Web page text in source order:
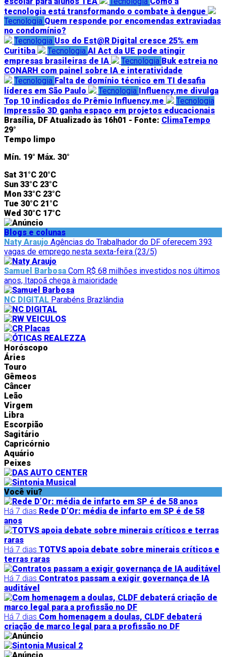
tecnologia está transformando o combate à dengue
Tecnologia Quem responde por encomendas extraviadas
no condomínio?
Tecnologia Uso do Est@R Digital cresce 25% em
Curitiba
Tecnologia AI Act da UE pode atingir
empresas brasileiras de IA
Tecnologia Buk estreia no
CONARH com painel sobre IA e interatividade
Tecnologia Falta de domínio técnico em TI desafia
líderes em São Paulo
Tecnologia Influency.me divulga
Top 10 indicados do Prêmio Influency.me
Tecnologia
Impressão 3D ganha espaço em projetos educacionais
Brasília, DF Atualizado às 16h01 - Fonte: ClimaTempo
29°
Tempo limpo
Mín. 19° Máx. 30°
Sat 31°C 20°C
Sun 33°C 23°C
Mon 33°C 23°C
Tue 30°C 21°C
Wed 30°C 17°C
Blogs e colunas
Naty Araujo Agências do Trabalhador do DF oferecem 393
vagas de emprego nesta sexta-feira (23/5)
Samuel Barbosa Com R$ 68 milhões investidos nos últimos
anos, Itapoã chega à maioridade
NC DIGITAL Parabéns Brazlândia
Horóscopo
Áries
Touro
Gêmeos
Câncer
Leão
Virgem
Libra
Escorpião
Sagitário
Capricórnio
Aquário
Peixes
Você viu?
Há 7 dias Rede D’Or: média de infarto em SP é de 58
anos
Há 7 dias TOTVS apoia debate sobre minerais críticos e
terras raras
Há 7 dias Contratos passam a exigir governança de IA
auditável
Há 7 dias Com homenagem a doulas, CLDF debaterá
criação de marco legal para a profissão no DF